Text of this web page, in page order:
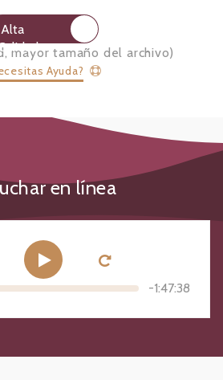
Alta
mayor tamaño del archivo)
Ayuda?
en línea
-1:47:38